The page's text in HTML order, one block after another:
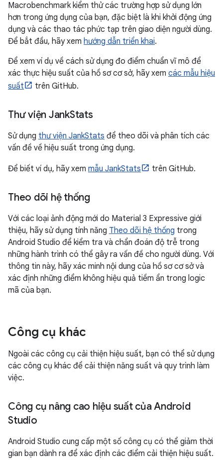
Macrobenchmark kiểm thử các trường hợp sử dụng lớn
hơn trong ứng dụng của bạn, đặc biệt là khi khởi động ứng
dụng và các thao tác phức tạp trên giao diện người dùng.
Để bắt đầu, hãy xem hướng dẫn triển khai.
Để xem ví dụ về cách sử dụng đo điểm chuẩn vĩ mô để
xác thực hiệu suất của hồ sơ cơ sở, hãy xem các mẫu hiệu
suất
trên GitHub.
Thư viện JankStats
Sử dụng thư viện JankStats để theo dõi và phân tích các
vấn đề về hiệu suất trong ứng dụng.
Để biết ví dụ, hãy xem mẫu JankStats trên GitHub.
Theo dõi hệ thống
Với các loại ảnh động mới do Material 3 Expressive giới
thiệu, hãy sử dụng tính năng Theo dõi hệ thống trong
Android Studio để kiểm tra và chẩn đoán độ trễ trong
những hành trình có thể gây ra vấn đề cho người dùng. Với
thông tin này, hãy xác minh nội dung của hồ sơ cơ sở và
xác định những điểm không hiệu quả tiềm ẩn trong logic
mã của bạn.
Công cụ khác
Ngoài các công cụ cải thiện hiệu suất, bạn có thể sử dụng
các công cụ khác để cải thiện năng suất và quy trình làm
việc.
Công cụ nâng cao hiệu suất của Android
Studio
Android Studio cung cấp một số công cụ có thể giảm thời
gian bạn dành ra để xác định các điểm cải thiện hiệu suất.